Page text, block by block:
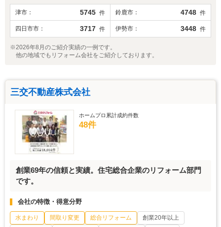
津市 5745 件 鈴鹿市 4748 件
四日市市 3717 件 伊勢市 3448 件
※2026年8月のご紹介実績の一例です。
他の地域でもリフォーム会社をご紹介しております。
三交不動産株式会社
ホームプロ累計成約件数
48件
創業69年の信頼と実績。住宅総合企業のリフォーム部門
です。
会社の特徴・得意分野
水まわり 間取り変更 総合リフォーム
創業20年以上